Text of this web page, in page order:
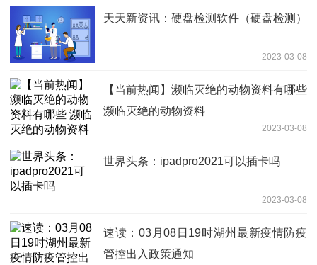
天天新资讯：硬盘检测软件（硬盘检测）
2023-03-08
【当前热闻】濒临灭绝的动物资料有哪些
濒临灭绝的动物资料
2023-03-08
世界头条：ipadpro2021可以插卡吗
2023-03-08
速读：03月08日19时湖州最新疫情防疫
管控出入政策通知